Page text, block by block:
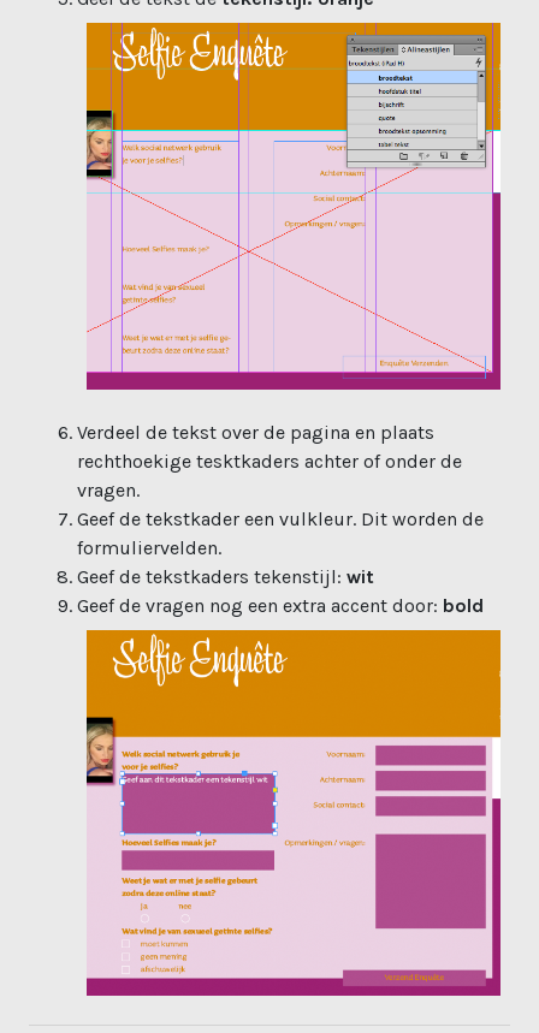
Verdeel de tekst over de pagina en plaats
rechthoekige tesktkaders achter of onder de
vragen.
Geef de tekstkader een vulkleur. Dit worden de
formuliervelden.
Geef de tekstkaders tekenstijl: wit
Geef de vragen nog een extra accent door: bold